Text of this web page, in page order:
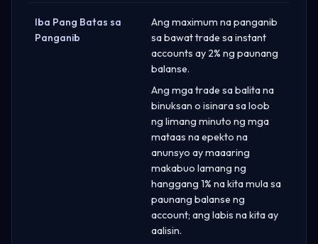
Iba Pang Batas sa
Panganib
Ang maximum na panganib
sa bawat trade sa instant
accounts ay 2% ng paunang
balanse.
Ang mga trade sa balita na
binuksan o isinara sa loob
ng limang minuto ng mga
mataas na epekto na
anunsyo ay maaaring
makabuo lamang ng
hanggang 1% na kita mula sa
paunang balanse ng
account; ang labis na kita ay
aalisin.